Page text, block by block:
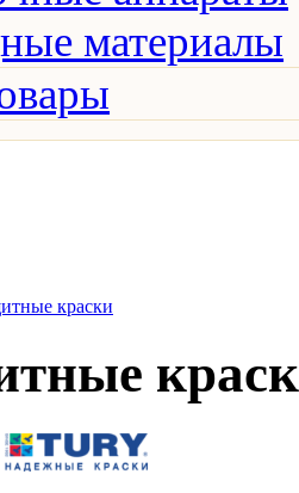
материалы
краски